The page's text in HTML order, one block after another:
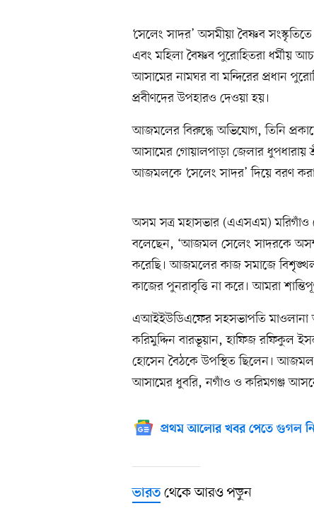
‘সেলেং সাদর’ অসমীয়া বৈষ্ণব
এবং মহিলা বৈষ্ণব পুরোহিতরা ধর্মীয়
আসামের নামঘর বা মন্দিরের প্রধান
প্রবীণদের উপহারও দেওয়া হয়।
আজমলের বিরুদ্ধে অভিযোগ, তিনি
আসামের গোয়ালপাড়া জেলার
আজমলকে ‘সেলেং সাদর’ দিয়ে বরণ
অসম সত্র মহাসভার (এএসএম) মরিগাঁও
বলেছেন, ‘আজমল সেলেং সাদরকে
করেছি। আজমলের কাজ সমাজে
কাজের পুনরাবৃত্তি না করে। আমরা
এআইইউডিএফের সহসভাপতি
করিমুদ্দিন বারভূয়ান, হাফিজ রফিকুল
হোসেন বৈঠকে উপস্থিত ছিলেন। আজমল
আসামের ধুবরি, নগাঁও ও করিমগঞ্জ
প্রথম আলোর খবর পেতে গুগল
ভারত থেকে আরও পড়ুন